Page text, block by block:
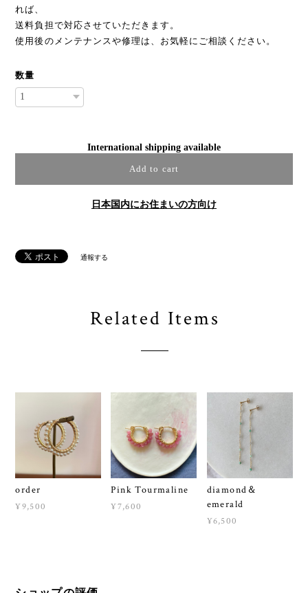
れば、
送料負担で対応させていただきます。
使用後のメンテナンスや修理は、お気軽にご相談ください。
数量
International shipping available
Add to cart
日本国内にお住まいの方向け
通報する
Related Items
order
¥9,500
Pink Tourmaline
¥7,600
diamond＆
emerald
¥6,500